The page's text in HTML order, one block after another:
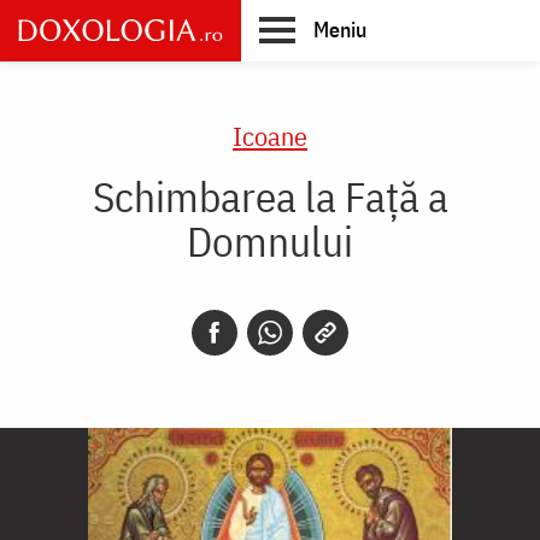
Skip
to
main
Meniu
Icoane
Schimbarea la Față a
Domnului